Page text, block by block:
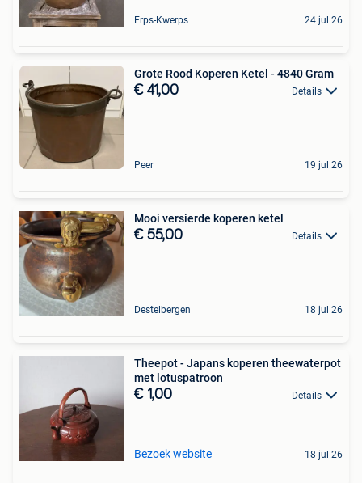
Erps-Kwerps 24 jul 26
Grote Rood Koperen Ketel - 4840 Gram
€ 41,00 Details
Peer 19 jul 26
Mooi versierde koperen ketel
€ 55,00 Details
Destelbergen 18 jul 26
Theepot - Japans koperen theewaterpot
met lotuspatroon
€ 1,00 Details
Bezoek website 18 jul 26